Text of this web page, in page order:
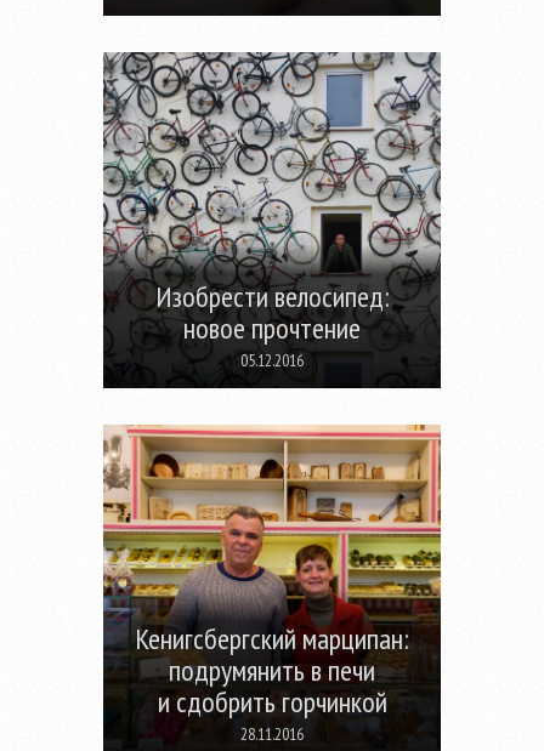
Изобрести велосипед:
новое прочтение
05.12.2016
Кенигсбергский марципан:
подрумянить в печи
и сдобрить горчинкой
28.11.2016